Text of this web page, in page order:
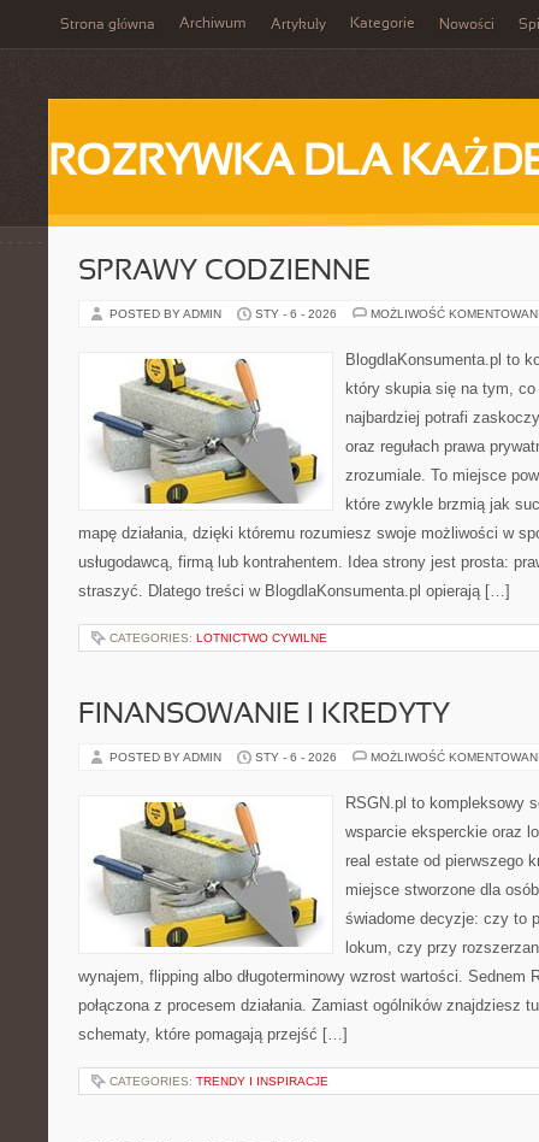
Strona główna Archiwum Artykuły Kategorie Nowości
ROZRYWKA DLA
SPRAWY CODZIENNE
POSTED BY ADMIN STY - 6 - 2026 MOŻLIWOŚĆ
BlogdlaKonsumenta.pl to
który skupia się na tym,
najbardziej potrafi
oraz regułach prawa
zrozumiale. To miejsce
które zwykle brzmią jak
mapę działania, dzięki któremu rozumiesz swoje możliwości w
usługodawcą, firmą lub kontrahentem. Idea strony jest prosta:
straszyć. Dlatego treści w BlogdlaKonsumenta.pl opierają […]
CATEGORIES: LOTNICTWO CYWILNE
FINANSOWANIE I KREDYTY
POSTED BY ADMIN STY - 6 - 2026 MOŻLIWOŚĆ
RSGN.pl to kompleksowy
wsparcie eksperckie oraz
real estate od pierwszego
miejsce stworzone dla
świadome decyzje: czy to
lokum, czy przy
wynajem, flipping albo długoterminowy wzrost wartości. Sednem
połączona z procesem działania. Zamiast ogólników znajdziesz
schematy, które pomagają przejść […]
CATEGORIES: TRENDY I INSPIRACJE